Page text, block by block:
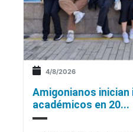
4/8/2026
Amigonianos
académicos en 20...